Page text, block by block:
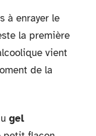
à enrayer le
la première
vient
de la
gel